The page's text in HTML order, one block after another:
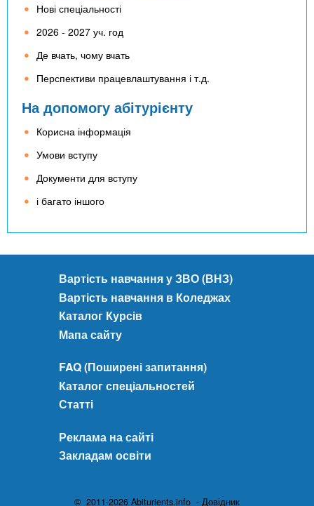
Нові спеціальності
2026 - 2027 уч. год
Де вчать, чому вчать
Перспективи працевлаштування і т.д.
На допомогу абітурієнту
Корисна інформація
Умови вступу
Документи для вступу
і багато іншого
Вартість навчання у ЗВО (ВНЗ)
Вартість навчання в Коледжах
Каталог Курсів
Мапа сайту
FAQ (Поширені запитання)
Каталог спеціальностей
Статті
Реклама на сайті
Закладам освіти
© 2011-2026 Abiturients.info - Довідник